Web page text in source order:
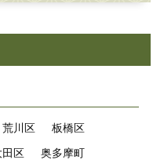
荒川区
板橋区
田区 奥多摩町